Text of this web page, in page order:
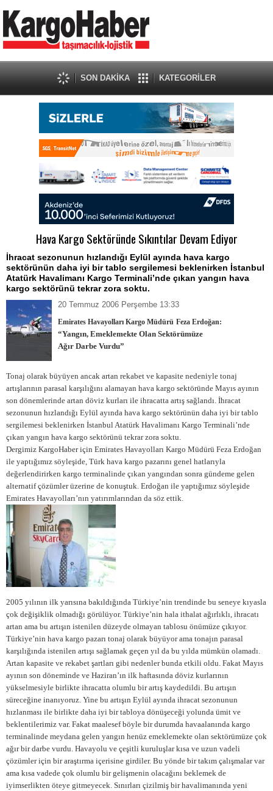
SON DAKİKA KATEGORİLER
Hava Kargo Sektöründe Sıkıntılar Devam Ediyor
İhracat sezonunun hızlandığı Eylül ayında hava kargo
sektörünün daha iyi bir tablo sergilemesi beklenirken İstanbul
Atatürk Havalimanı Kargo Terminali’nde çıkan yangın hava
kargo sektörünü tekrar zora soktu.
20 Temmuz 2006 Perşembe 13:33
Emirates Havayolları Kargo Müdürü Feza Erdoğan:
“Yangın, Emeklemekte Olan Sektörümüze
Ağır Darbe Vurdu”
Tonaj olarak büyüyen ancak artan rekabet ve kapasite nedeniyle tonaj
artışlarının parasal karşılığını alamayan hava kargo sektöründe Mayıs ayının
son dönemlerinde artan döviz kurları ile ihracatta artış sağlandı. İhracat
sezonunun hızlandığı Eylül ayında hava kargo sektörünün daha iyi bir tablo
sergilemesi beklenirken İstanbul Atatürk Havalimanı Kargo Terminali’nde
çıkan yangın hava kargo sektörünü tekrar zora soktu.
Dergimiz KargoHaber için Emirates Havayolları Kargo Müdürü Feza Erdoğan
ile yaptığımız söyleşide, Türk hava kargo pazarını genel hatlarıyla
değerlendirirken kargo terminalinde çıkan yangından sonra gündeme gelen
alternatif çözümler üzerine de konuştuk. Erdoğan ile yaptığımız söyleşide
Emirates Havayolları’nın yatırımlarından da söz ettik.
2005 yılının ilk yarısına bakıldığında Türkiye’nin trendinde bu seneye kıyasla
çok değişiklik olmadığı görülüyor. Türkiye’nin hala ithalat ağırlıklı, ihracatı
artan ama bu artışın istenilen düzeyde olmayan tablosu önümüze çıkıyor.
Türkiye’nin hava kargo pazarı tonaj olarak büyüyor ama tonajın parasal
karşılığında istenilen artışı sağlamak geçen yıl da bu yılda mümkün olamadı.
Artan kapasite ve rekabet şartları gibi nedenler bunda etkili oldu. Fakat Mayıs
ayının son döneminde ve Haziran’ın ilk haftasında döviz kurlarının
yükselmesiyle birlikte ihracatta olumlu bir artış kaydedildi. Bu artışın
süreceğine inanıyoruz. Yine bu artışın Eylül ayında ihracat sezonunun
hızlanması ile birlikte daha iyi bir tabloya dönüşeceği yolunda ümit ve
beklentilerimiz var. Fakat maalesef böyle bir durumda havaalanında kargo
terminalinde meydana gelen yangın henüz emeklemekte olan sektörümüze çok
ağır bir darbe vurdu. Havayolu ve çeşitli kuruluşlar kısa ve uzun vadeli
çözümler için bir araştırma içerisine girdiler. Bu yönde bir takım çalışmalar var
ama kısa vadede çok olumlu bir gelişmenin olacağını beklemek de
iyimserlikten öteye gitmeyecek. Sınırları çizilmiş bir havalimanında yeni